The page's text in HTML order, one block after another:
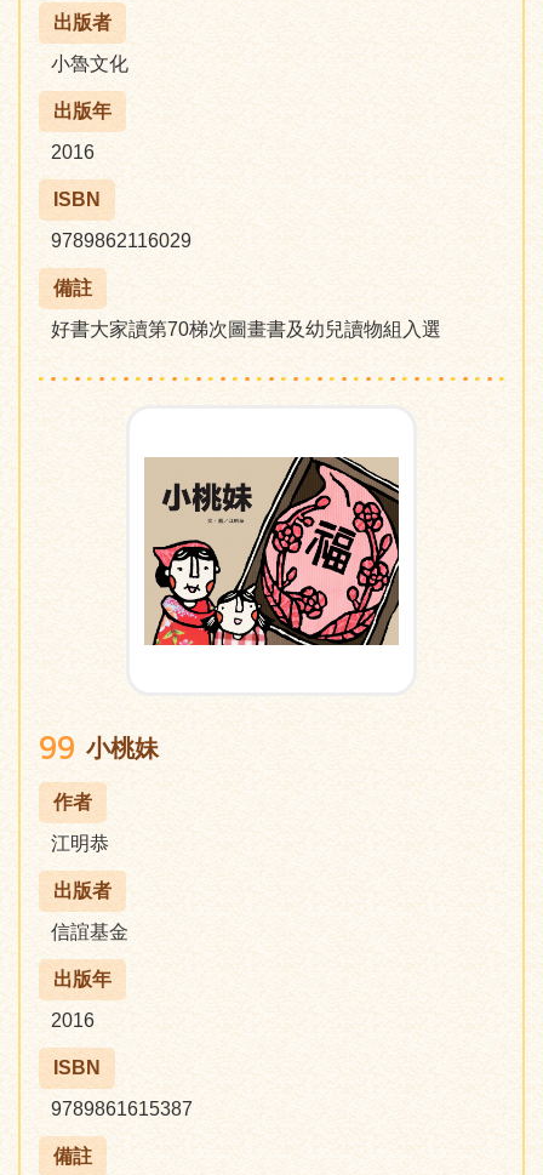
出版者
小魯文化
出版年
2016
ISBN
9789862116029
備註
好書大家讀第70梯次圖畫書及幼兒讀物組入選
99 小桃妹
作者
江明恭
出版者
信誼基金
出版年
2016
ISBN
9789861615387
備註